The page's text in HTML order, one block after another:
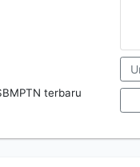
terbaru